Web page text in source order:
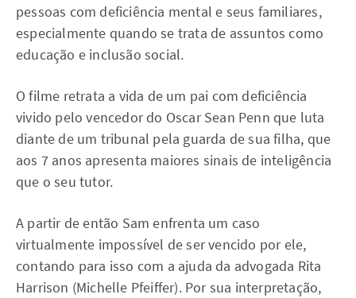
pessoas com deficiência mental e seus familiares,
especialmente quando se trata de assuntos como
educação e inclusão social.
O filme retrata a vida de um pai com deficiência
vivido pelo vencedor do Oscar Sean Penn que luta
diante de um tribunal pela guarda de sua filha, que
aos 7 anos apresenta maiores sinais de inteligência
que o seu tutor.
A partir de então Sam enfrenta um caso
virtualmente impossível de ser vencido por ele,
contando para isso com a ajuda da advogada Rita
Harrison (Michelle Pfeiffer). Por sua interpretação,